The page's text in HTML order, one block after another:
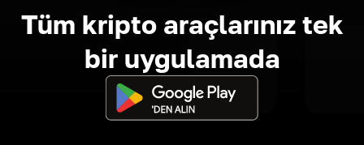
Tüm kripto araçlarınız tek
bir uygulamada